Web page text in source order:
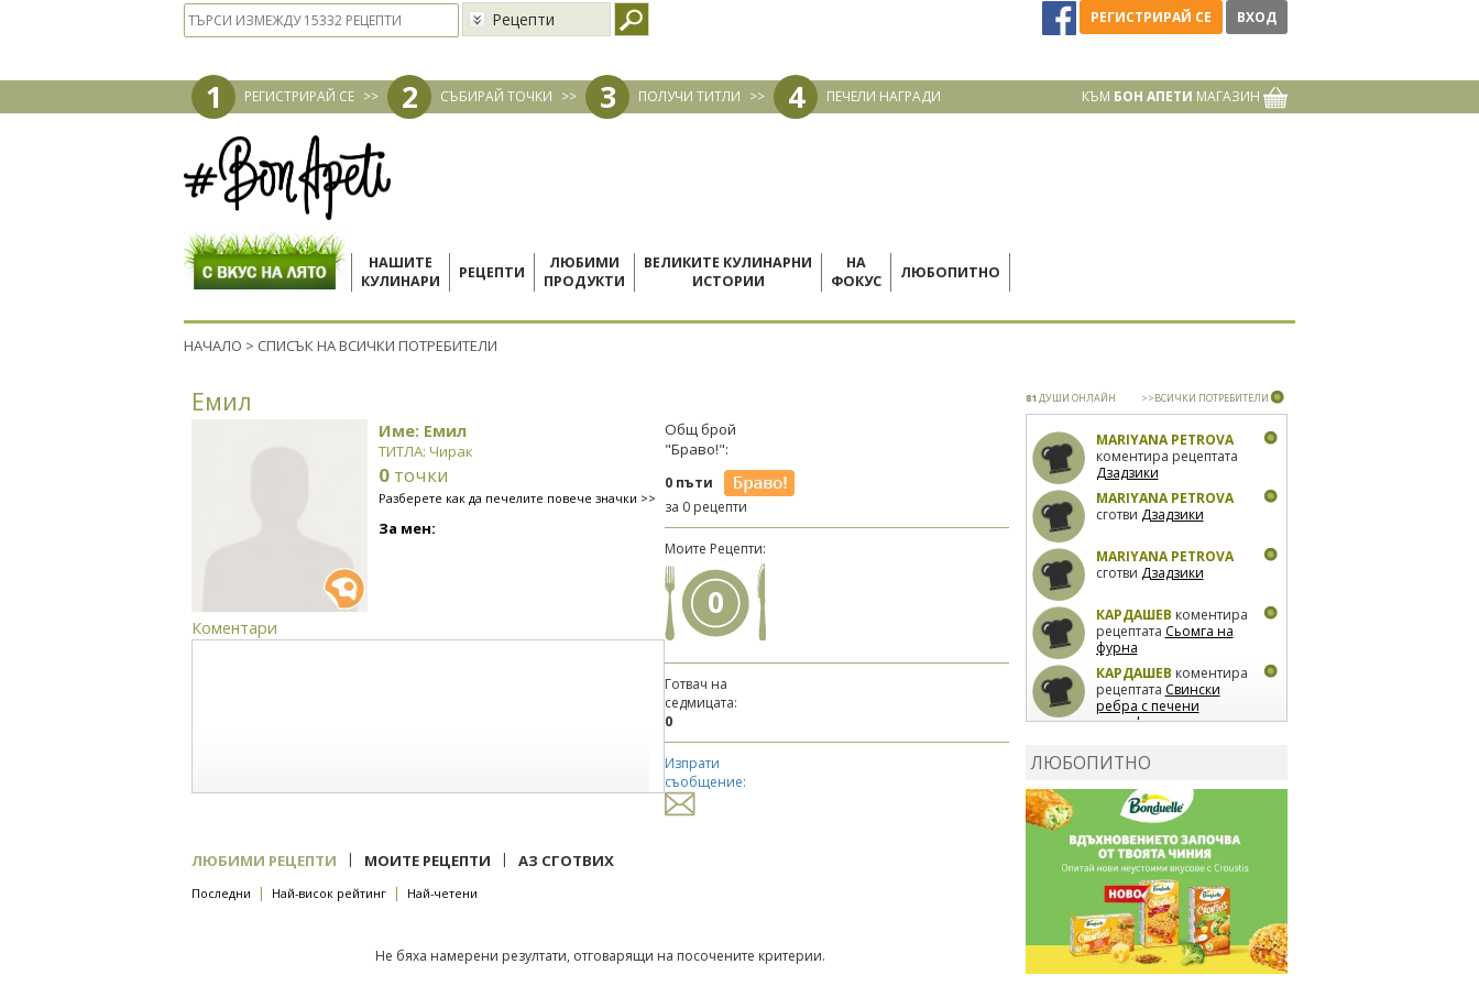
Рецепти РЕГИСТРИРАЙ СЕ ВХОД
1 РЕГИСТРИРАЙ СЕ >> 2 СЪБИРАЙ ТОЧКИ >> 3 ПОЛУЧИ ТИТЛИ >> 4 ПЕЧЕЛИ НАГРАДИ КЪМ БОН АПЕТИ МАГАЗИН
НАШИТЕ
КУЛИНАРИ
РЕЦЕПТИ
ЛЮБИМИ
ПРОДУКТИ
ВЕЛИКИТЕ КУЛИНАРНИ
ИСТОРИИ
НА
ФОКУС
ЛЮБОПИТНО
НАЧАЛО > СПИСЪК НА ВСИЧКИ ПОТРЕБИТЕЛИ
Емил
Име: Емил
ТИТЛА: Чирак
0 точки
Разберете как да печелите повече значки >>
За мен:
Коментари
Общ брой
"Браво!":
0 пъти
за 0 рецепти
Моите Рецепти:
0
Готвач на
седмицата:
0
Изпрати
съобщение:
ЛЮБИМИ РЕЦЕПТИ | МОИТЕ РЕЦЕПТИ | АЗ СГОТВИХ
Последни | Най-висок рейтинг | Най-четени
Не бяха намерени резултати, отговарящи на посочените критерии.
81 ДУШИ ОНЛАЙН >>ВСИЧКИ ПОТРЕБИТЕЛИ
MARIYANA PETROVA
коментира рецептата
Дзадзики
MARIYANA PETROVA
сготви Дзадзики
MARIYANA PETROVA
сготви Дзадзики
КАРДАШЕВ коментира
рецептата Сьомга на
фурна
КАРДАШЕВ коментира
рецептата Свински
ребра с печени
картофи
лимон
MARINA_VITA
коментира рецептата
Киноа със зеленчуци
ЛЮБОПИТНО